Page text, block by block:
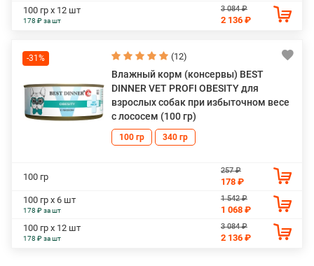
100 гр х 12 шт
178 ₽ за шт
3 084 ₽
2 136 ₽
-31% (12)
Влажный корм (консервы) BEST
DINNER VET PROFI OBESITY для
взрослых собак при избыточном весе
с лососем (100 гр)
100 гр 340 гр
100 гр
257 ₽
178 ₽
100 гр х 6 шт
178 ₽ за шт
1 542 ₽
1 068 ₽
100 гр х 12 шт
178 ₽ за шт
3 084 ₽
2 136 ₽